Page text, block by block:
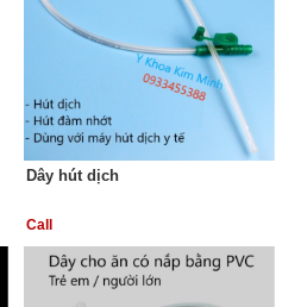
Dây hút dịch
Call